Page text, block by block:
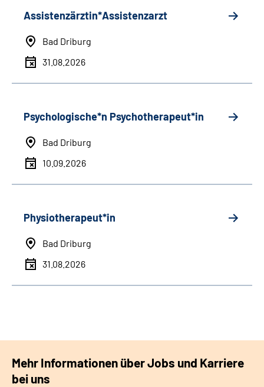
Assistenzärztin*Assistenzarzt
Bad Driburg
31.08.2026
Psychologische*n Psychotherapeut*in
Bad Driburg
10.09.2026
Physiotherapeut*in
Bad Driburg
31.08.2026
Mehr Informationen über Jobs und Karriere
bei uns